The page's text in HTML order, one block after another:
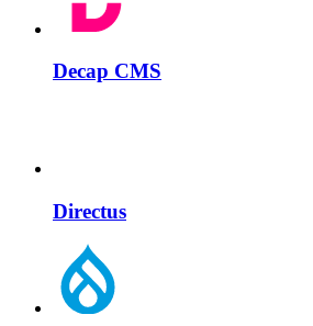
Decap CMS
Directus